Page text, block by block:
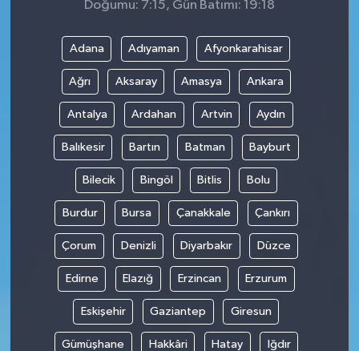
Doğumu: 7:15, Gün Batımı: 19:18
Adana Adıyaman Afyonkarahisar
Ağrı Aksaray Amasya Ankara
Antalya Ardahan Artvin Aydın
Balıkesir Bartın Batman Bayburt
Bilecik Bingöl Bitlis Bolu
Burdur Bursa Çanakkale Çankırı
Çorum Denizli Diyarbakır Düzce
Edirne Elazığ Erzincan Erzurum
Eskişehir Gaziantep Giresun
Gümüşhane Hakkâri Hatay Iğdır